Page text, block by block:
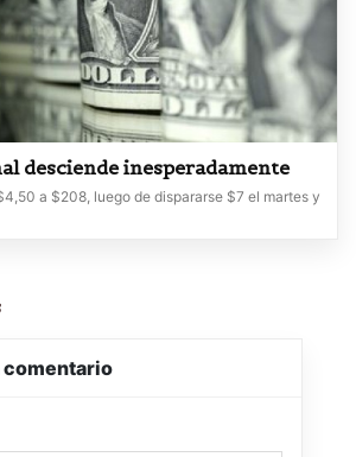
desciende inesperadamente
a $208, luego de dispararse $7 el martes y